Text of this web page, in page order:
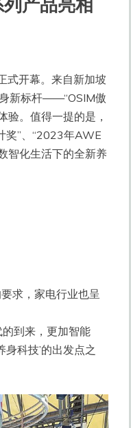
式开幕。来自新加坡
新标杆——“OSIM傲
验。值得一提的是，
奖”、“2023年AWE
智化生活下的全新养
求，家电行业也呈
到来，更加智能
科技’的出发点之